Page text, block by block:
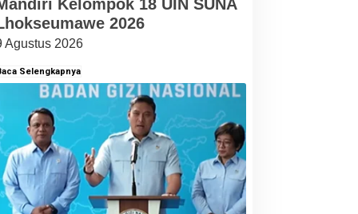
Kelompok 18 UIN SUNA
2026
Agustus 2026
Selengkapnya